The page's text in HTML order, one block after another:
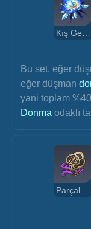
Bu set, eğer
eğer düşman
yani toplam
Donma odaklı
Parçalanan Kader Amblemi